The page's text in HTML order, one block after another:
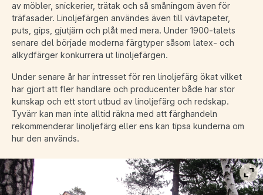
av möbler, snickerier, trätak och så småningom även för
träfasader. Linoljefärgen användes även till vävtapeter,
puts, gips, gjutjärn och plåt med mera. Under 1900-talets
senare del började moderna färgtyper såsom latex- och
alkydfärger konkurrera ut linoljefärgen.
Under senare år har intresset för ren linoljefärg ökat vilket
har gjort att fler handlare och producenter både har stor
kunskap och ett stort utbud av linoljefärg och redskap.
Tyvärr kan man inte alltid räkna med att färghandeln
rekommenderar linoljefärg eller ens kan tipsa kunderna om
hur den används.